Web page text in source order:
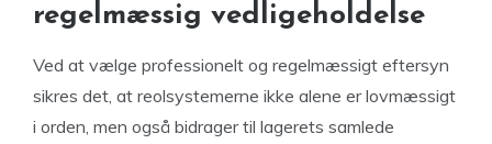
regelmæssig vedligeholdelse
Ved at vælge professionelt og regelmæssigt eftersyn
sikres det, at reolsystemerne ikke alene er lovmæssigt
i orden, men også bidrager til lagerets samlede